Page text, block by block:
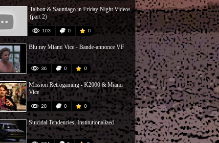
Talbott & Sauntiago in Friday Night Videos
(part 2)
103 0 0
Blu ray Miami Vice - Bande-annonce VF
36 0 0
Mission Retrogaming - K2000 & Miami
Vice
28 0 0
Suicidal Tendencies, Institutionalized
Don
2018
232
Miami Vice
Pt 1
21
1 of 2
79
Miami Vice,